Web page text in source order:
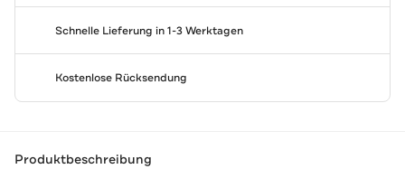
Schnelle Lieferung in 1-3 Werktagen
Kostenlose Rücksendung
Produktbeschreibung